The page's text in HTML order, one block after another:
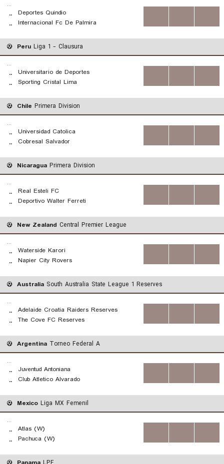
...
..
Deportes Quindio
..
Internacional Fc De Palmira
Peru Liga 1 - Clausura
...
..
Universitario de Deportes
..
Sporting Cristal Lima
Chile Primera Division
...
..
Universidad Catolica
..
Cobresal Salvador
Nicaragua Primera Division
...
..
Real Esteli FC
..
Deportivo Walter Ferreti
New Zealand Central Premier League
...
..
Waterside Karori
..
Napier City Rovers
Australia South Australia State League 1 Reserves
...
..
Adelaide Croatia Raiders Reserves
..
The Cove FC Reserves
Argentina Torneo Federal A
...
..
Juventud Antoniana
..
Club Atletico Alvarado
Mexico Liga MX Femenil
...
..
Atlas (W)
..
Pachuca (W)